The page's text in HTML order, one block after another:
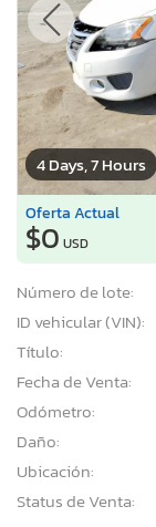
4 Days, 7 Hours
Oferta Actual
$0 USD
Número de lote:
ID vehicular (VIN):
Título:
Fecha de Venta:
Odómetro:
Daño:
Ubicación:
Status de Venta: